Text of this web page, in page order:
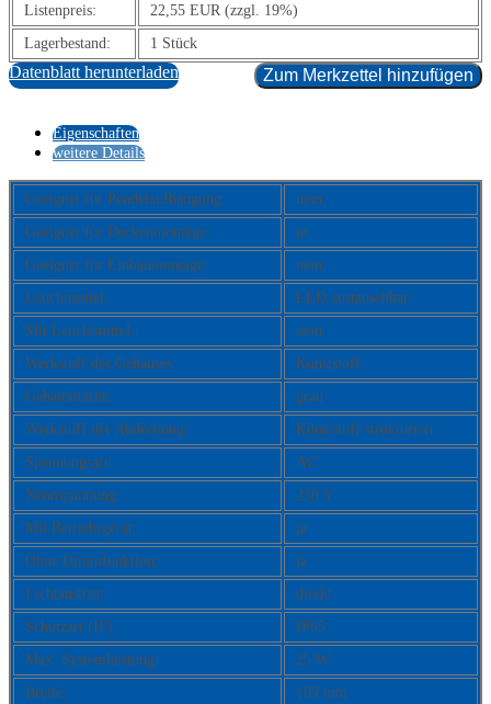
Listenpreis:
22,55 EUR (zzgl. 19%)
Lagerbestand:
1 Stück
Datenblatt herunterladen Zum Merkzettel hinzufügen
Eigenschaften
weitere Details
Geeignet für Pendelaufhängung:
nein
Geeignet für Deckenmontage:
ja
Geeignet für Einbaumontage:
nein
Leuchtmittel:
LED austauschbar
Mit Leuchtmittel:
nein
Werkstoff des Gehäuses:
Kunststoff
Gehäusefarbe:
grau
Werkstoff der Abdeckung:
Kunststoff strukturiert
Spannungsart:
AC
Nennspannung:
250 V
Mit Betriebsgerät:
ja
Ohne Dimmfunktion:
ja
Lichtaustritt:
direkt
Schutzart (IP):
IP65
Max. Systemleistung:
25 W
Breite:
109 mm